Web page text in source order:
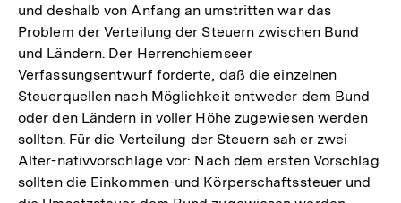
und deshalb von Anfang an umstritten war das
Problem der Verteilung der Steuern zwischen Bund
und Ländern. Der Herrenchiemseer
Verfassungsentwurf forderte, daß die einzelnen
Steuerquellen nach Möglichkeit entweder dem Bund
oder den Ländern in voller Höhe zugewiesen werden
sollten. Für die Verteilung der Steuern sah er zwei
Alter-nativvorschläge vor: Nach dem ersten Vorschlag
sollten die Einkommen-und Körperschaftssteuer und